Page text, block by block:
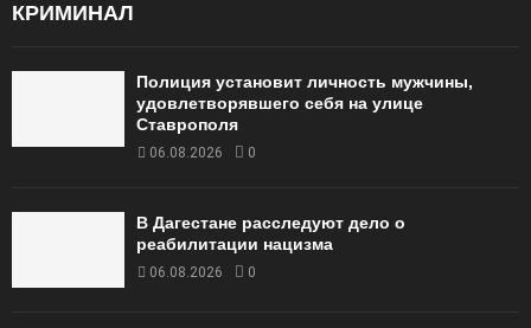
КРИМИНАЛ
Полиция установит личность мужчины,
удовлетворявшего себя на улице
Ставрополя
06.08.2026 0
В Дагестане расследуют дело о
реабилитации нацизма
06.08.2026 0